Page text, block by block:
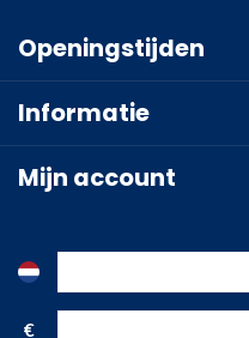
Openingstijden
Informatie
Mijn account
€